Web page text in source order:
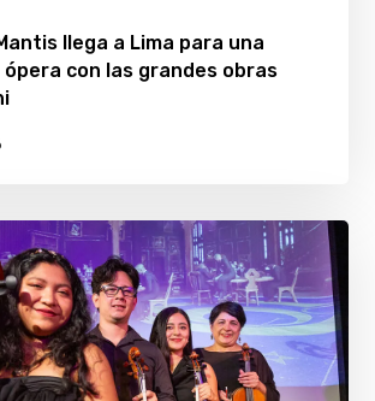
llega a Lima para una
ópera con las grandes obras